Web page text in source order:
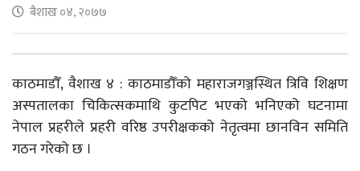
बैशाख ०४, २०७७
काठमाडौँ, वैशाख ४ : काठमाडौँको महाराजगञ्जस्थित त्रिवि शिक्षण
अस्पतालका चिकित्सकमाथि कुटपिट भएको भनिएको घटनामा
नेपाल प्रहरीले प्रहरी वरिष्ठ उपरीक्षकको नेतृत्वमा छानविन समिति
गठन गरेको छ ।